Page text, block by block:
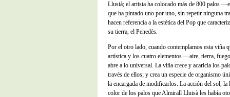
Llusià; el artista ha colocado más de 800 palos
que ha pintado uno por uno, sin repetir ninguna
hacen referencia a la estética del Pop que
su tierra, el Penedès.
Por el otro lado, cuando contemplamos esta viña
artística y los cuatro elementos —aire, tierra,
abre a lo universal. La viña crece y acaricia los
través de ellos; y crea un especie de organismo
la encargada de modificarlos. La acción del sol,
color de los palos que Almirall Lluisà les había